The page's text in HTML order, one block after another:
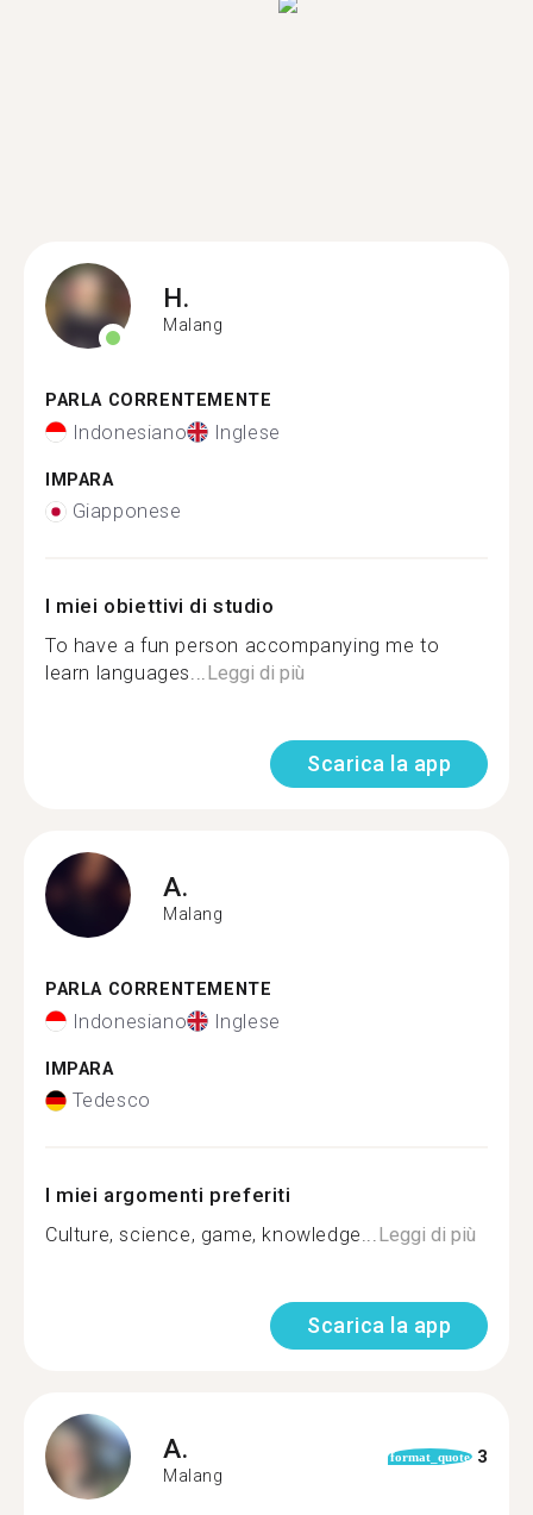
H.
Malang
PARLA CORRENTEMENTE
Indonesiano Inglese
IMPARA
Giapponese
I miei obiettivi di studio
To have a fun person accompanying me to
learn languages...Leggi di più
Scarica la app
A.
Malang
PARLA CORRENTEMENTE
Indonesiano Inglese
IMPARA
Tedesco
I miei argomenti preferiti
Culture, science, game, knowledge...Leggi di più
Scarica la app
A.
Malang
format_quote 3